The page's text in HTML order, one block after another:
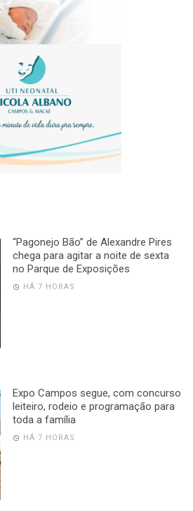
“Pagonejo Bão” de Alexandre Pires
chega para agitar a noite de sexta
no Parque de Exposições
HÁ 7 HORAS
Expo Campos segue, com concurso
leiteiro, rodeio e programação para
toda a família
HÁ 7 HORAS